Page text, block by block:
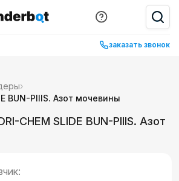
заказать звонок
›
BUN-PIIIS. Азот мочевины
CHEM SLIDE BUN-PIIIS. Азот